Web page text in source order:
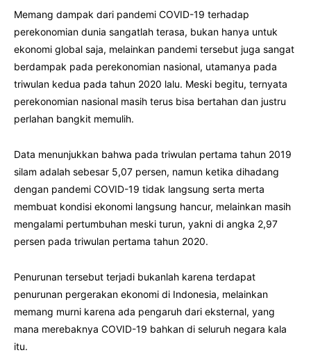
Memang dampak dari pandemi COVID-19 terhadap
perekonomian dunia sangatlah terasa, bukan hanya untuk
ekonomi global saja, melainkan pandemi tersebut juga sangat
berdampak pada perekonomian nasional, utamanya pada
triwulan kedua pada tahun 2020 lalu. Meski begitu, ternyata
perekonomian nasional masih terus bisa bertahan dan justru
perlahan bangkit memulih.
Data menunjukkan bahwa pada triwulan pertama tahun 2019
silam adalah sebesar 5,07 persen, namun ketika dihadang
dengan pandemi COVID-19 tidak langsung serta merta
membuat kondisi ekonomi langsung hancur, melainkan masih
mengalami pertumbuhan meski turun, yakni di angka 2,97
persen pada triwulan pertama tahun 2020.
Penurunan tersebut terjadi bukanlah karena terdapat
penurunan pergerakan ekonomi di Indonesia, melainkan
memang murni karena ada pengaruh dari eksternal, yang
mana merebaknya COVID-19 bahkan di seluruh negara kala
itu.